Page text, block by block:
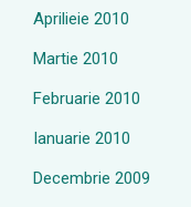
Aprilieie 2010
Martie 2010
Februarie 2010
Ianuarie 2010
Decembrie 2009